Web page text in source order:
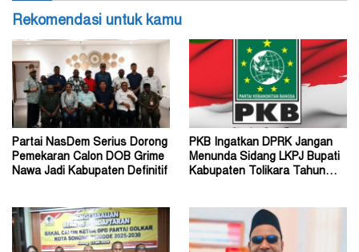
Rekomendasi untuk kamu
Partai NasDem Serius Dorong
Pemekaran Calon DOB Grime
Nawa Jadi Kabupaten Definitif
PKB Ingatkan DPRK Jangan
Menunda Sidang LKPJ Bupati
Kabupaten Tolikara Tahun